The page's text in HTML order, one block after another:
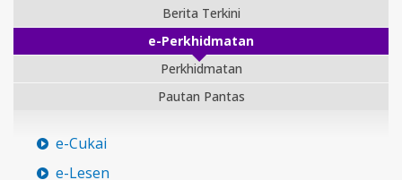
Berita Terkini
e-Perkhidmatan
Perkhidmatan
Pautan Pantas
e-Cukai
e-Lesen